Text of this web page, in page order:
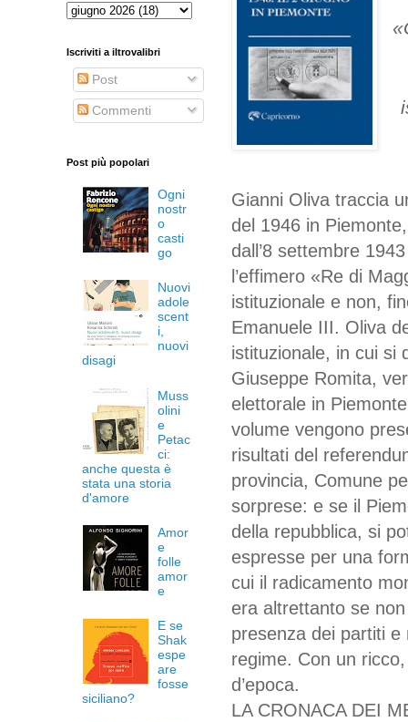
Gianni Oliva traccia
del 1946 in
dall’8 settembre
l’effimero «Re di
istituzionale e non,
Emanuele III. Oliva
istituzionale, in cui si
Giuseppe Romita,
elettorale in
volume vengono
risultati del
provincia, Comune
sorprese: e se il
della repubblica, si
espresse per una
cui il radicamento
era altrettanto se
presenza dei partiti
regime. Con un
d’epoca.
LA CRONACA DEI
Iscriviti a iltrovalibri
Post
Commenti
Post più popolari
Ogni
nostr
o
casti
go
Nuovi
adole
scent
i,
nuovi
disagi
Muss
olini
e
Petac
ci:
anche questa è
stata una storia
d'amore
Amor
e
folle
amor
e
E se
Shak
espe
are
fosse
siciliano?